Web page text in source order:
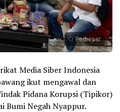
Perbesar
Media Siber Indonesia
ikut mengawal dan
Pidana Korupsi (Tipikor)
Bumi Negah Nyappur.